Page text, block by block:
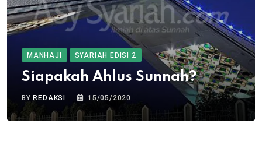
MANHAJI SYARIAH EDISI 2
Siapakah Ahlus Sunnah?
BY REDAKSI 15/05/2020